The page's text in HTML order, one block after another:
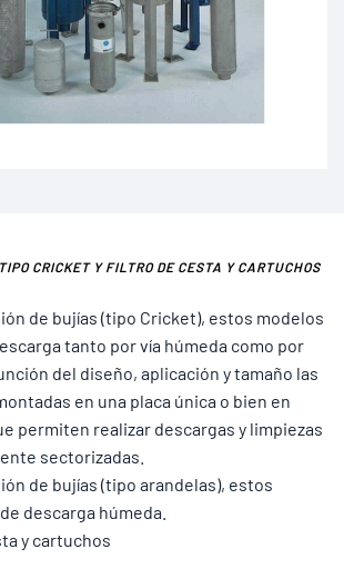
CRICKET Y FILTRO DE CESTA Y CARTUCHOS
de bujías (tipo Cricket), estos modelos
tanto por vía húmeda como por
del diseño, aplicación y tamaño las
en una placa única o bien en
permiten realizar descargas y limpiezas
sectorizadas.
de bujías (tipo arandelas), estos
descarga húmeda.
y cartuchos